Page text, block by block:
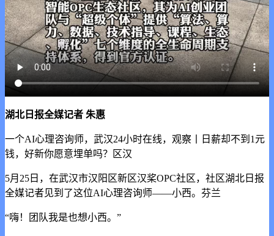
湖北日报全媒记者 朱惠
一个AI心理咨询师，武汉24小时在线，观察丨日薪却不到1元
钱，好新你愿意埋单吗？区汉
5月25日，在武汉市汉阳区新区汉桨OPC社区，社区湖北日报
全媒记者见到了这位AI心理咨询师——小西。芬兰
“嗨！团队我是也想小西。”